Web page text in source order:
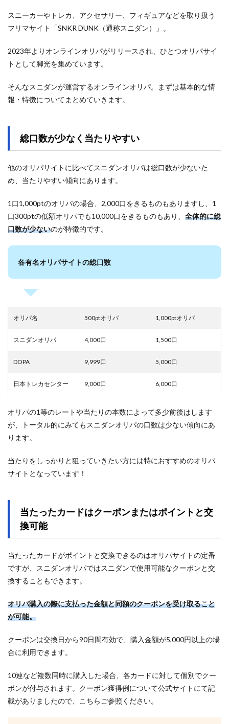
スニーカーやトレカ、アクセサリー、フィギュアなどを取り扱う
フリマサイト「SNKR DUNK（通称スニダン）」。
2023年よりオンラインオリパがリリースされ、ひとつオリパサイ
トとして脚光を集めています。
そんなスニダンが運営するオンラインオリパ。まずは基本的な情
報・特徴についてまとめていきます。
総口数が少なく当たりやすい
他のオリパサイトに比べてスニダンオリパは総口数が少ないた
め、当たりやすい傾向にあります。
1口1,000ptのオリパの場合、2,000口をきるものもありますし、1
口300ptの低額オリパでも10,000口をきるものもあり、 全体的に総
口数が少ないのが特徴的です。
各有名オリパサイトの総口数
オリパ名 500ptオリパ 1,000ptオリパ
スニダンオリパ 4,000口 1,500口
DOPA 9,999口 5,000口
日本トレカセンター 9,000口 6,000口
オリパの1等のレートや当たりの本数によって多少前後はします
が、トータル的にみてもスニダンオリパの口数は少ない傾向にあ
ります。
当たりをしっかりと狙っていきたい方には特におすすめのオリパ
サイトとなっています！
当たったカードはクーポンまたはポイントと交
換可能
当たったカードがポイントと交換できるのはオリパサイトの定番
ですが、スニダンオリパではスニダンで使用可能なクーポンと交
換することもできます。
オリパ購入の際に支払った金額と同額のクーポンを受け取ること
が可能。
クーポンは交換日から90日間有効で、購入金額が5,000円以上の場
合に利用できます。
10連など複数同時に購入した場合、各カードに対して個別でクー
ポンが付与されます。クーポン獲得例について公式サイトにて記
載がありましたので、こちらご参照ください。